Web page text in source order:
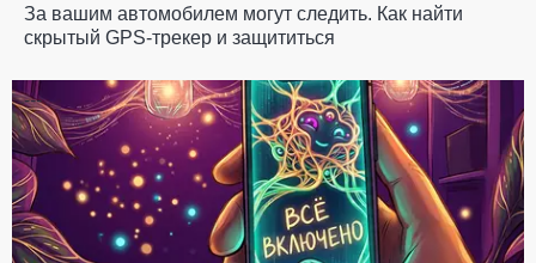
За вашим автомобилем могут следить. Как найти
скрытый GPS-трекер и защититься
---